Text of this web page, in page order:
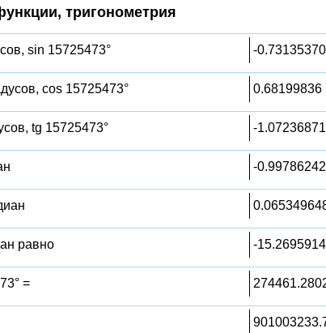
тригонометрия
sin 15725473° -
cos 15725473° 0.68199836
tg 15725473° -
-
равно -
=